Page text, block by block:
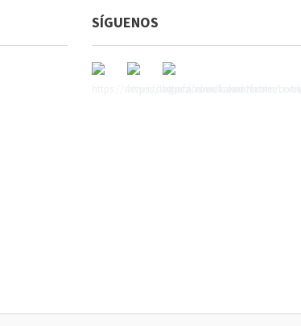
SÍGUENOS